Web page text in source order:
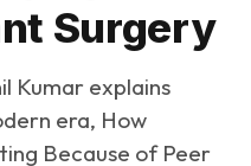
Surgery
Kumar explains
era, How
Because of Peer